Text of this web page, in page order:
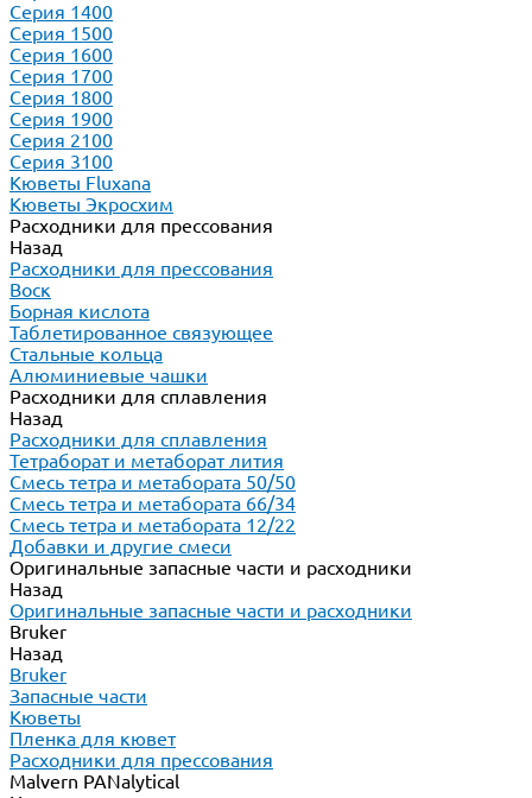
Серия 1400
Серия 1500
Серия 1600
Серия 1700
Серия 1800
Серия 1900
Серия 2100
Серия 3100
Кюветы Fluxana
Кюветы Экросхим
Расходники для прессования
Назад
Расходники для прессования
Воск
Борная кислота
Таблетированное связующее
Стальные кольца
Алюминиевые чашки
Расходники для сплавления
Назад
Расходники для сплавления
Тетраборат и метаборат лития
Смесь тетра и метабората 50/50
Смесь тетра и метабората 66/34
Смесь тетра и метабората 12/22
Добавки и другие смеси
Оригинальные запасные части и расходники
Назад
Оригинальные запасные части и расходники
Bruker
Назад
Bruker
Запасные части
Кюветы
Пленка для кювет
Расходники для прессования
Malvern PANalytical